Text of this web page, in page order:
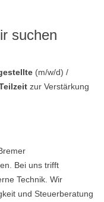
suchen
(m/w/d) /
zur Verstärkung
Bei uns trifft
Technik. Wir
und Steuerberatung